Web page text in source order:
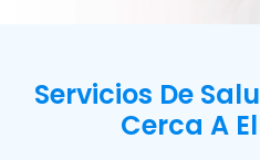
Servicios De
Cerca A